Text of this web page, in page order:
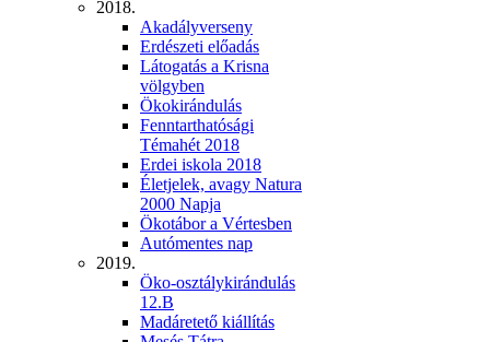
2018.
Akadályverseny
Erdészeti előadás
Látogatás a Krisna
völgyben
Ökokirándulás
Fenntarthatósági
Témahét 2018
Erdei iskola 2018
Életjelek, avagy Natura
2000 Napja
Ökotábor a Vértesben
Autómentes nap
2019.
Öko-osztálykirándulás
12.B
Madáretető kiállítás